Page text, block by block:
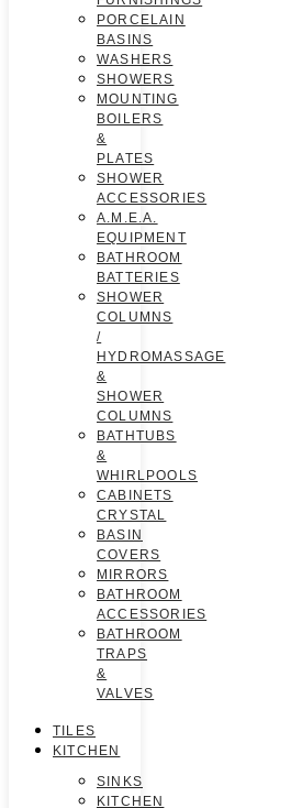
PORCELAIN
BASINS
WASHERS
SHOWERS
MOUNTING
BOILERS
&
PLATES
SHOWER
ACCESSORIES
A.M.E.A.
EQUIPMENT
BATHROOM
BATTERIES
SHOWER
COLUMNS
/
HYDROMASSAGE
&
SHOWER
COLUMNS
BATHTUBS
&
WHIRLPOOLS
CABINETS
CRYSTAL
BASIN
COVERS
MIRRORS
BATHROOM
ACCESSORIES
BATHROOM
TRAPS
&
VALVES
TILES
KITCHEN
SINKS
KITCHEN